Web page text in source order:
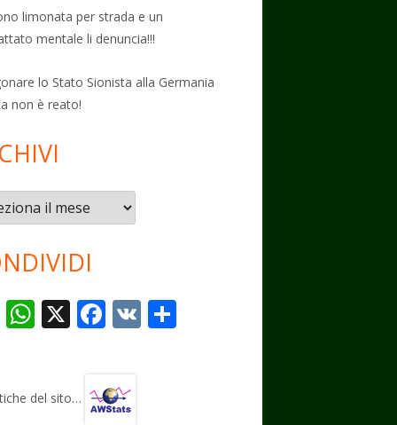
limonata per strada e un
mentale li denuncia!!!
lo Stato Sionista alla Germania
non è reato!
T
gr
W
s
X F
b
V
del sito…